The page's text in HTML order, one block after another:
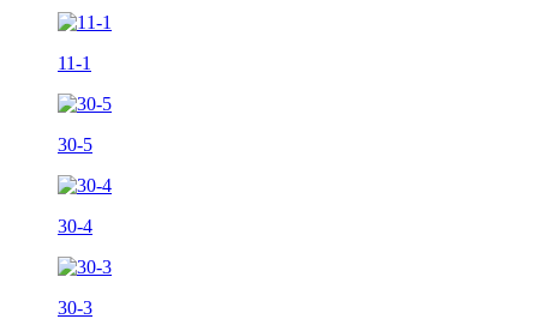
11-1
30-5
30-4
30-3